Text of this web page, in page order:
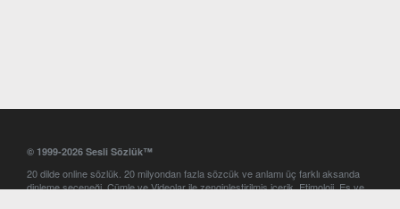
© 1999-2026 Sesli Sözlük™
20 dilde online sözlük. 20 milyondan fazla sözcük ve anlamı üç farklı aksanda
dinleme seçeneği. Cümle ve Videolar ile zenginleştirilmiş içerik. Etimoloji, Eş ve